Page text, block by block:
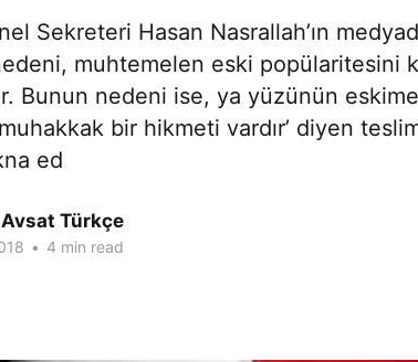
Sekreteri Hasan Nasrallah’ın
muhtemelen eski popülaritesini
Bunun nedeni ise, ya yüzünün
bir hikmeti vardır’ diyen
ed
Türkçe
• 4 min read